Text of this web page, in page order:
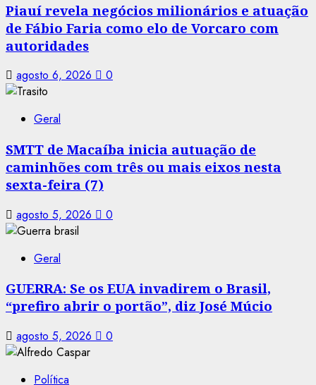
Piauí revela negócios milionários e atuação
de Fábio Faria como elo de Vorcaro com
autoridades
agosto 6, 2026 0
Geral
SMTT de Macaíba inicia autuação de
caminhões com três ou mais eixos nesta
sexta-feira (7)
agosto 5, 2026 0
Geral
GUERRA: Se os EUA invadirem o Brasil,
“prefiro abrir o portão”, diz José Múcio
agosto 5, 2026 0
Política